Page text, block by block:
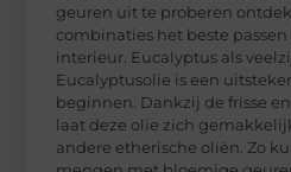
geuren uit te proberen
combinaties het beste
interieur. Eucalyptus als
Eucalyptusolie is een
beginnen. Dankzij de frisse
laat deze olie zich
andere etherische oliën. Zo